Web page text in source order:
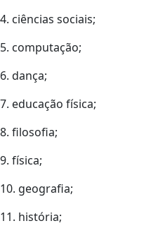
4. ciências sociais;
5. computação;
6. dança;
7. educação física;
8. filosofia;
9. física;
10. geografia;
11. história;